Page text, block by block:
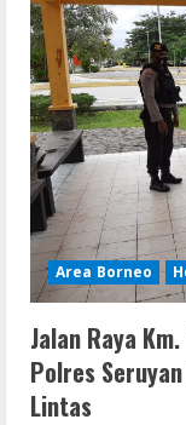
Area Borneo
Jalan Raya
Polres
Lintas